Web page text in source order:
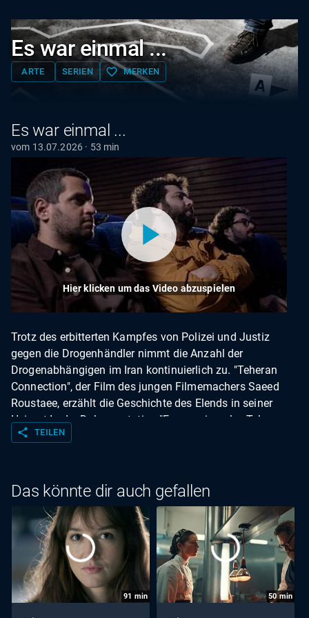
Es war einmal ...
ARTE SERIEN favorite_border MERKEN
Es war einmal ...
vom 13.07.2026 · 53 min
Hier klicken um das Video abzuspielen
Trotz des erbitterten Kampfes von Polizei und Justiz
gegen die Drogenhändler nimmt die Anzahl der
Drogenabhängigen im Iran kontinuierlich zu. "Teheran
Connection", der Film des jungen Filmemachers Saeed
Roustaee, erzählt die Geschichte des Elends in seiner
Heimat.In der Dokumentation "Es war einmal … Teheran
Connection" beschäftigt sich Pierre-Olivier François mit
und bei den Justizbehörden voraus. Dabei stellte der
Regisseur Roustaee fest, dass der Drogenhandel die
iranische Gesellschaft unterwandert hat und nicht nur
erhebliche gesundheitliche Schäden verursacht, sondern
auch die Korruption befeuert. Anhand von Interviews mit
dem Filmemacher und seinem Team sowie Archivbildern,
unveröffentlichtem Material, Plänen und Modellen wird
deutlich, unter welch widrigen Umständen der Film
share TEILEN
Das könnte dir auch gefallen
91 min 50min